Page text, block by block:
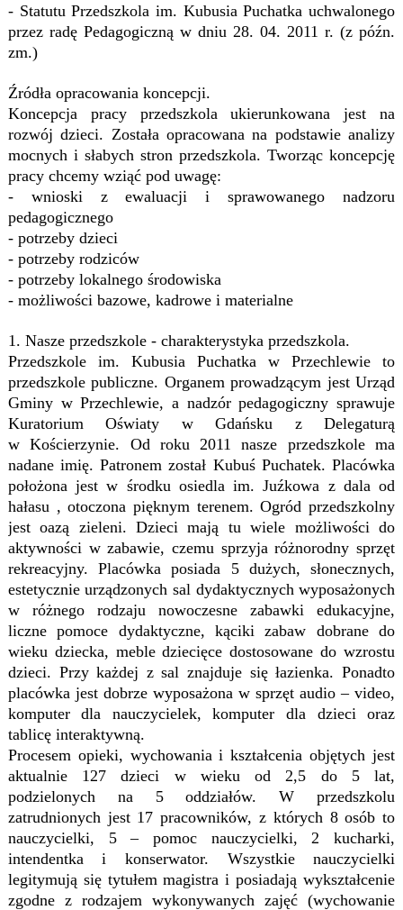
- Statutu Przedszkola im. Kubusia Puchatka uchwalonego
przez radę Pedagogiczną w dniu 28. 04. 2011 r. (z późn.
zm.)
Źródła opracowania koncepcji.
Koncepcja pracy przedszkola ukierunkowana jest na
rozwój dzieci. Została opracowana na podstawie analizy
mocnych i słabych stron przedszkola. Tworząc koncepcję
pracy chcemy wziąć pod uwagę:
- wnioski z ewaluacji i sprawowanego nadzoru
pedagogicznego
- potrzeby dzieci
- potrzeby rodziców
- potrzeby lokalnego środowiska
- możliwości bazowe, kadrowe i materialne
1. Nasze przedszkole - charakterystyka przedszkola.
Przedszkole im. Kubusia Puchatka w Przechlewie to
przedszkole publiczne. Organem prowadzącym jest Urząd
Gminy w Przechlewie, a nadzór pedagogiczny sprawuje
Kuratorium Oświaty w Gdańsku z Delegaturą
w Kościerzynie. Od roku 2011 nasze przedszkole ma
nadane imię. Patronem został Kubuś Puchatek. Placówka
położona jest w środku osiedla im. Juźkowa z dala od
hałasu , otoczona pięknym terenem. Ogród przedszkolny
jest oazą zieleni. Dzieci mają tu wiele możliwości do
aktywności w zabawie, czemu sprzyja różnorodny sprzęt
rekreacyjny. Placówka posiada 5 dużych, słonecznych,
estetycznie urządzonych sal dydaktycznych wyposażonych
w różnego rodzaju nowoczesne zabawki edukacyjne,
liczne pomoce dydaktyczne, kąciki zabaw dobrane do
wieku dziecka, meble dziecięce dostosowane do wzrostu
dzieci. Przy każdej z sal znajduje się łazienka. Ponadto
placówka jest dobrze wyposażona w sprzęt audio – video,
komputer dla nauczycielek, komputer dla dzieci oraz
tablicę interaktywną.
Procesem opieki, wychowania i kształcenia objętych jest
aktualnie 127 dzieci w wieku od 2,5 do 5 lat,
podzielonych na 5 oddziałów. W przedszkolu
zatrudnionych jest 17 pracowników, z których 8 osób to
nauczycielki, 5 – pomoc nauczycielki, 2 kucharki,
intendentka i konserwator. Wszystkie nauczycielki
legitymują się tytułem magistra i posiadają wykształcenie
zgodne z rodzajem wykonywanych zajęć (wychowanie